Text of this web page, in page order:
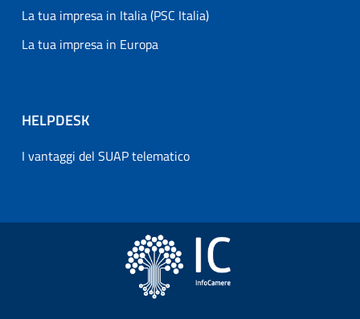
La tua impresa in Italia (PSC Italia)
La tua impresa in Europa
HELPDESK
I vantaggi del SUAP telematico